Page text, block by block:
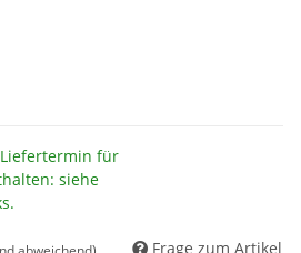
für
siehe
Frage zum Artikel